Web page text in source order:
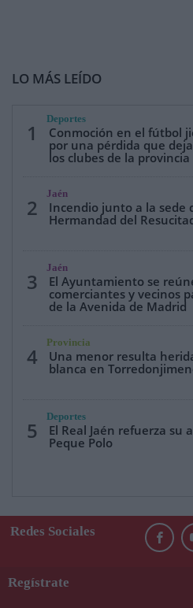
LO MÁS LEÍDO
1
Deportes
Conmoción en el fútbol
por una pérdida que
los clubes de la provincia
2
Jaén
Incendio junto a la sede
Hermandad del
3
Jaén
El Ayuntamiento se
comerciantes y vecinos
de la Avenida de Madrid
4
Provincia
Una menor resulta
blanca en
5
Deportes
El Real Jaén refuerza su
Peque Polo
Redes Sociales
Regístrate